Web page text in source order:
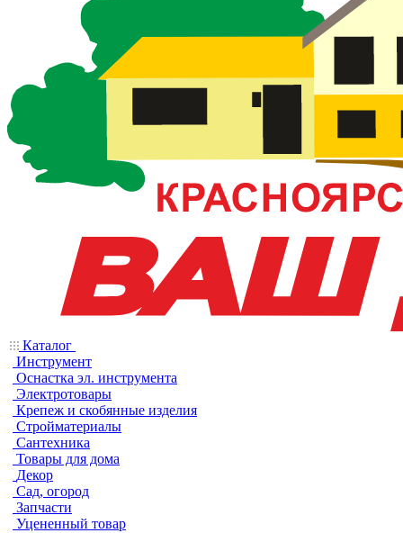
Каталог
Инструмент
Оснастка эл. инструмента
Электротовары
Крепеж и скобянные изделия
Стройматериалы
Сантехника
Товары для дома
Декор
Сад, огород
Запчасти
Уцененный товар